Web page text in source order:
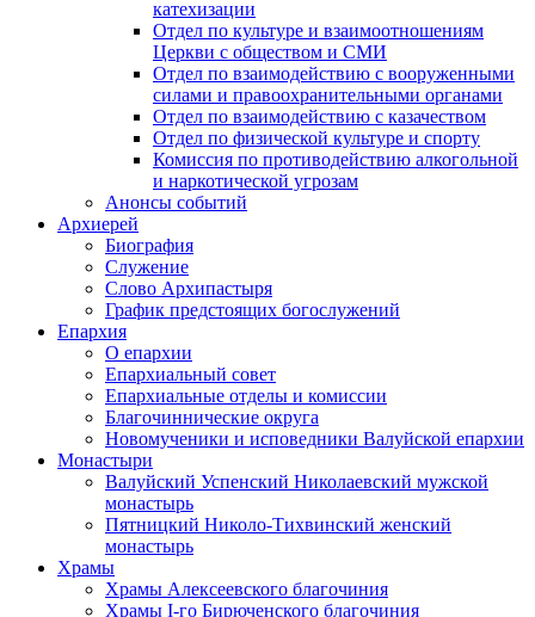
катехизации
Отдел по культуре и взаимоотношениям
Церкви с обществом и СМИ
Отдел по взаимодействию с вооруженными
силами и правоохранительными органами
Отдел по взаимодействию с казачеством
Отдел по физической культуре и спорту
Комиссия по противодействию алкогольной
и наркотической угрозам
Анонсы событий
Архиерей
Биография
Служение
Слово Архипастыря
График предстоящих богослужений
Епархия
О епархии
Епархиальный совет
Епархиальные отделы и комиссии
Благочиннические округа
Новомученики и исповедники Валуйской епархии
Монастыри
Валуйский Успенский Николаевский мужской
монастырь
Пятницкий Николо-Тихвинский женский
монастырь
Храмы
Храмы Алексеевского благочиния
Храмы I-го Бирюченского благочиния